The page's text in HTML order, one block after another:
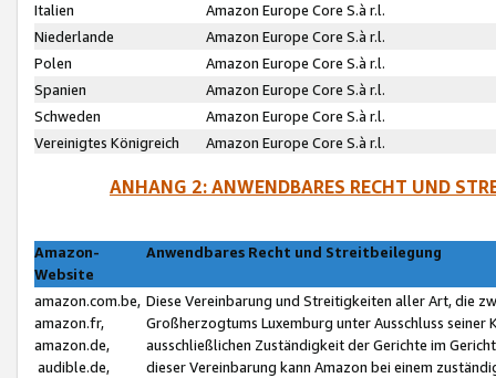
Italien
Amazon Europe Core S.à r.l.
Niederlande
Amazon Europe Core S.à r.l.
Polen
Amazon Europe Core S.à r.l.
Spanien
Amazon Europe Core S.à r.l.
Schweden
Amazon Europe Core S.à r.l.
Vereinigtes Königreich
Amazon Europe Core S.à r.l.
ANHANG 2: ANWENDBARES RECHT UND
Amazon-
Website
Anwendbares Recht und Streitbeilegung
amazon.com.be,
amazon.fr,
amazon.de,
audible.de,
Diese Vereinbarung und Streitigkeiten aller Art, die
Großherzogtums Luxemburg unter Ausschluss
ausschließlichen Zuständigkeit der Gerichte im
dieser Vereinbarung kann Amazon bei einem